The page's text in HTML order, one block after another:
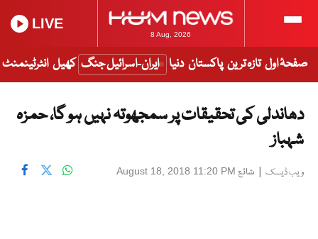
8 Aug, 2026
LIVE
صفحۂ اول تازہ ترین پاکستان دنیا ایران-اسرائیل جنگ کھیل انٹرٹینمنٹ
دھاندلی کی تحقیقات پر سمجھوتہ نہیں ہو گا، حمزہ
شہباز
ویب ڈیسک | شائع August 18, 2018 11:20 PM